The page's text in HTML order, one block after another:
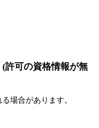
許可の資格情報が無
場合があります。